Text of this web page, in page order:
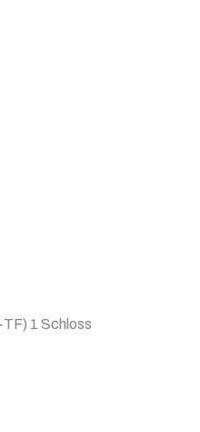
1 Schloss